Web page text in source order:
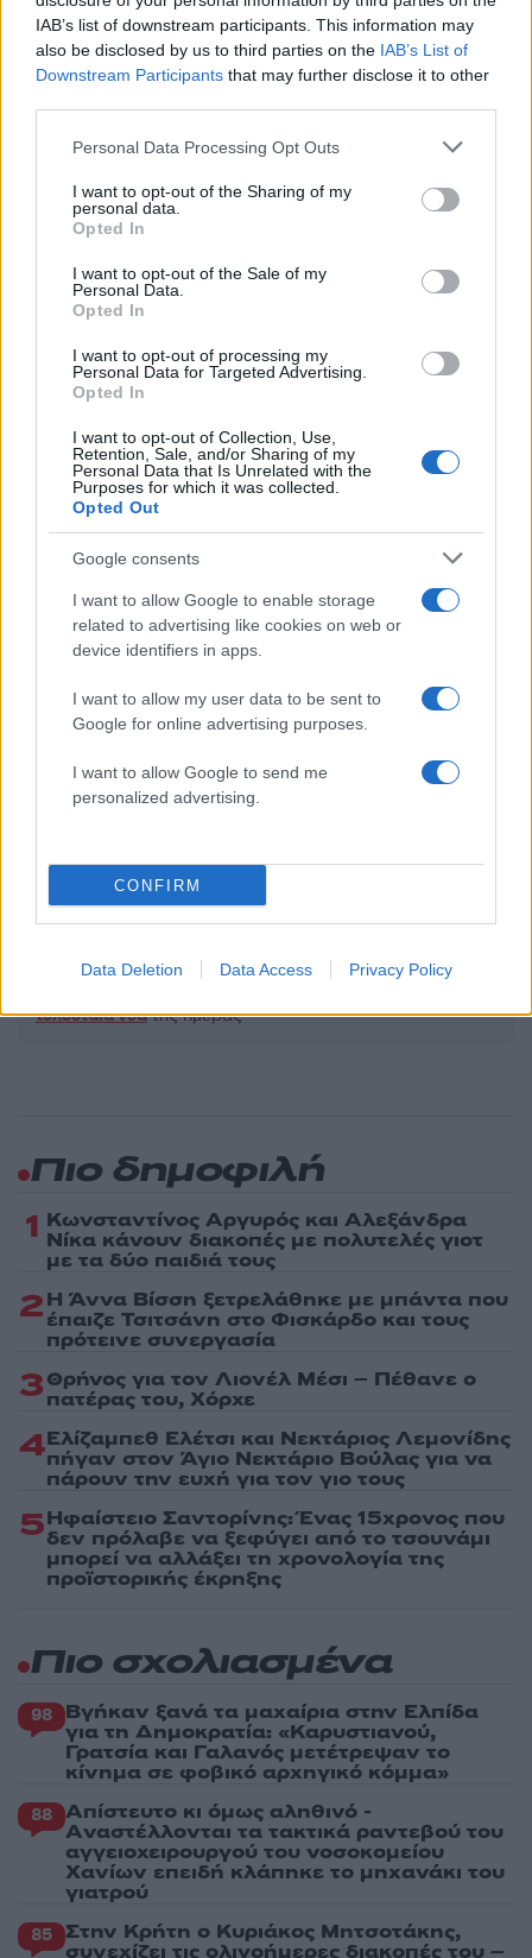
IAB’s list of downstream participants. This information may
also be disclosed by us to third parties on the IAB’s List of
Downstream Participants that may further disclose it to other
Please note that this website/app uses one or more Google
not limited to your visit or usage behaviour. You may click to
grant or deny consent to Google and its third-party tags to
use your data for below specified purposes in below Google
consent section.
Personal Data Processing Opt Outs
I want to opt-out of the Sharing of my
personal data.
Opted In
I want to opt-out of the Sale of my
Personal Data.
Opted In
I want to opt-out of processing my
Personal Data for Targeted Advertising.
Opted In
I want to opt-out of Collection, Use,
Retention, Sale, and/or Sharing of my
Personal Data that Is Unrelated with the
Purposes for which it was collected.
Opted Out
Google consents
I want to allow Google to enable storage
related to advertising like cookies on web or
device identifiers in apps.
I want to allow my user data to be sent to
Google for online advertising purposes.
I want to allow Google to send me
personalized advertising.
CONFIRM
Data Deletion Data Access Privacy Policy
Σχόλια
Σχολίασε εδώ
50 /50
Υποβολή σχολίου
Όροι Χρήσης. Το site προστατεύεται από reCAPTCHA, ισχύουν
Πολιτική Απορρήτου&Όροι Χρήσης
ΙΡΑΝ
ΝΤΟΝΑΛΝΤ ΤΡΑΜΠ
Share:
Ακολουθήστε το Νewsit.gr στοGoogle Newsκαι
τελευταία νέατης ημέρας
Σε πορτοκαλί συναγερμό
για φωτιές η χώρα και τη
Δευτέρα: Στα 9 μποφόρ οι
άνεμοι – Πάνω από 400
Οι Χούθι ανέλαβαν
ευθύνη για την
διυλιστήριο της
Πιο δημοφιλή
1 Κωνσταντίνος Αργυρός και Αλεξάνδρα
Νίκα κάνουν διακοπές με πολυτελές γιοτ
με τα δύο παιδιά τους
2Η Άννα Βίσση ξετρελάθηκε με μπάντα που
έπαιζε Τσιτσάνη στο Φισκάρδο και τους
πρότεινε συνεργασία
3Θρήνος για τον Λιονέλ Μέσι – Πέθανε ο
πατέρας του, Χόρχε
4Ελίζαμπεθ Ελέτσι και Νεκτάριος Λεμονίδης
πήγαν στον Άγιο Νεκτάριο Βούλας για να
πάρουν την ευχή για τον γιο τους
5Ηφαίστειο Σαντορίνης: Ένας 15χρονος που
δεν πρόλαβε να ξεφύγει από το τσουνάμι
μπορεί να αλλάξει τη χρονολογία της
προϊστορικής έκρηξης
Πιο σχολιασμένα
98 Βγήκαν ξανά τα μαχαίρια στην Ελπίδα
για τη Δημοκρατία: «Καρυστιανού,
Γρατσία και Γαλανός μετέτρεψαν το
κίνημα σε φοβικό αρχηγικό κόμμα»
88 Απίστευτο κι όμως αληθινό -
Aναστέλλονται τα τακτικά ραντεβού του
αγγειοχειρουργού του νοσοκομείου
Χανίων επειδή κλάπηκε το μηχανάκι του
γιατρού
85 Στην Κρήτη ο Κυριάκος Μητσοτάκης,
συνεχίζει τις ολιγοήμερες διακοπές του –